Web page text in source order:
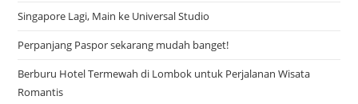
Singapore Lagi, Main ke Universal Studio
Perpanjang Paspor sekarang mudah banget!
Berburu Hotel Termewah di Lombok untuk Perjalanan Wisata
Romantis